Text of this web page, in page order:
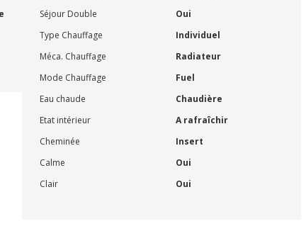
Séjour Double
Oui
Type Chauffage
Individuel
Méca. Chauffage
Radiateur
Mode Chauffage
Fuel
Eau chaude
Chaudière
Etat intérieur
A rafraîchir
Cheminée
Insert
Calme
Oui
Clair
Oui